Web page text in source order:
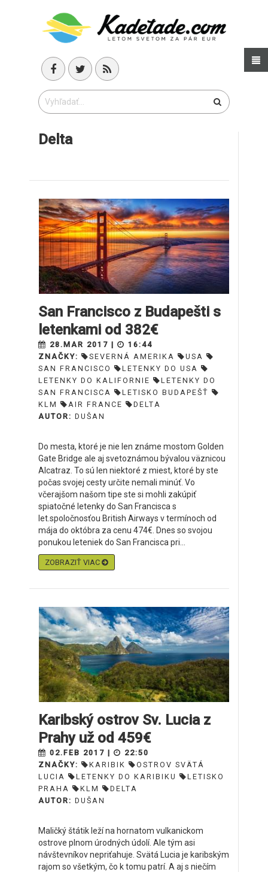
Delta
San Francisco z Budapešti s
letenkami od 382€
28.MAR 2017 |
16:44
ZNAČKY:
SEVERNÁ AMERIKA
USA
SAN FRANCISCO
LETENKY DO USA
LETENKY DO KALIFORNIE
LETENKY DO
SAN FRANCISCA
LETISKO BUDAPEŠŤ
KLM
AIR FRANCE
DELTA
AUTOR: DUŠAN
Do mesta, ktoré je nie len známe mostom Golden
Gate Bridge ale aj svetoznámou bývalou väznicou
Alcatraz. To sú len niektoré z miest, ktoré by ste
počas svojej cesty určite nemali minúť. Vo
včerajšom našom tipe ste si mohli zakúpiť
spiatočné letenky do San Francisca s
let.spoločnosťou British Airways v termínoch od
mája do októbra za cenu 474€. Dnes so svojou
ponukou leteniek do San Francisca pri...
ZOBRAZIŤ VIAC
Karibský ostrov Sv. Lucia z
Prahy už od 459€
02.FEB 2017 |
22:50
ZNAČKY:
KARIBIK
OSTROV SVÄTÁ
LUCIA
LETENKY DO KARIBIKU
LETISKO
PRAHA
KLM
DELTA
AUTOR: DUŠAN
Maličký štátik leží na hornatom vulkanickom
ostrove plnom úrodných údolí. Ale tým asi
návštevníkov nepriťahuje. Svätá Lucia je karibským
rajom so všetkým, čo k tomu patrí. A aj s niečím